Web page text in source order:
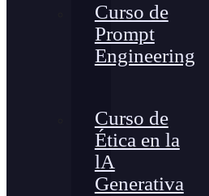
Curso de
Prompt
Engineering
Curso de
Ética en la
lA
Generativa